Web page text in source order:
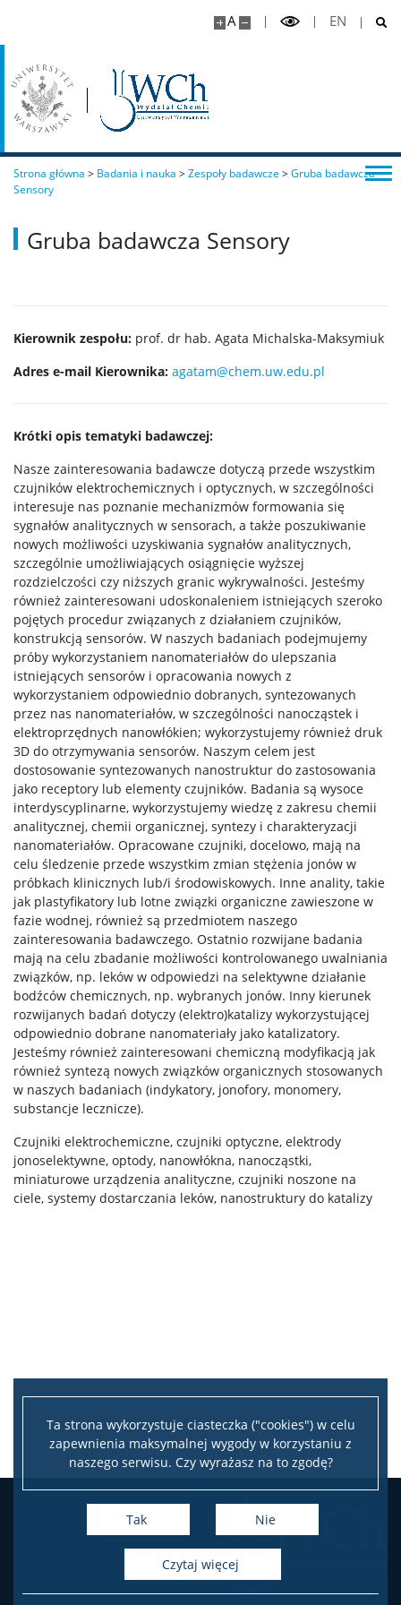
Ta strona wykorzystuje ciasteczka ("cookies") w celu
zapewnienia maksymalnej wygody w korzystaniu z
naszego serwisu. Czy wyrażasz na to zgodę?
Tak Nie
czytaj więcej
A EN
Chemia stosowana II stopnia
Master Studies in Chemistry in English (EN)
Chemia medyczna II stopnia
Radiogenomika II stopnia
Studia w ramach MISMaP
Dziekanat Studencki
potrzebami edukacyjnymi
Samorząd Studencki
Praktyki Studenckie
Program ERASMUS+
Program MOST
Koła naukowe
Oprogramowanie
STUDENT STUDENTOWI
Doktoranci
Szkoła Doktorska Nauk Ścisłych i Przyrodniczych
Archiwum
Studia doktoranckie
TRI-BIO-CHEM
RadFarm
Procedura przewodu doktorskiego
Ubezpieczenie zdrowotne
Dokumenty do pobrania
Strona główna > Badania i nauka >Zespoły badawcze >Gruba badawcza
Sensory
Gruba badawcza Sensory
Kierownik zespołu: prof. dr hab. Agata Michalska-Maksymiuk
Adres e-mail Kierownika: agatam@chem.uw.edu.pl
Krótki opis tematyki badawczej:
Nasze zainteresowania badawcze dotyczą przede wszystkim
czujników elektrochemicznych i optycznych, w szczególności
interesuje nas poznanie mechanizmów formowania się
sygnałów analitycznych w sensorach, a także poszukiwanie
nowych możliwości uzyskiwania sygnałów analitycznych,
szczególnie umożliwiających osiągnięcie wyższej
rozdzielczości czy niższych granic wykrywalności. Jesteśmy
również zainteresowani udoskonaleniem istniejących szeroko
pojętych procedur związanych z działaniem czujników,
konstrukcją sensorów. W naszych badaniach podejmujemy
próby wykorzystaniem nanomateriałów do ulepszania
istniejących sensorów i opracowania nowych z
wykorzystaniem odpowiednio dobranych, syntezowanych
przez nas nanomateriałów, w szczególności nanocząstek i
elektroprzędnych nanowłókien; wykorzystujemy również druk
3D do otrzymywania sensorów. Naszym celem jest
dostosowanie syntezowanych nanostruktur do zastosowania
jako receptory lub elementy czujników. Badania są wysoce
interdyscyplinarne, wykorzystujemy wiedzę z zakresu chemii
analitycznej, chemii organicznej, syntezy i charakteryzacji
nanomateriałów. Opracowane czujniki, docelowo, mają na
celu śledzenie przede wszystkim zmian stężenia jonów w
próbkach klinicznych lub/i środowiskowych. Inne anality, takie
jak plastyfikatory lub lotne związki organiczne zawieszone w
fazie wodnej, również są przedmiotem naszego
zainteresowania badawczego. Ostatnio rozwijane badania
mają na celu zbadanie możliwości kontrolowanego uwalniania
związków, np. leków w odpowiedzi na selektywne działanie
bodźców chemicznych, np. wybranych jonów. Inny kierunek
rozwijanych badań dotyczy (elektro)katalizy wykorzystującej
odpowiednio dobrane nanomateriały jako katalizatory.
Jesteśmy również zainteresowani chemiczną modyfikacją jak
również syntezą nowych związków organicznych stosowanych
w naszych badaniach (indykatory, jonofory, monomery,
substancje lecznicze).
Czujniki elektrochemiczne, czujniki optyczne, elektrody
jonoselektywne, optody, nanowłókna, nanocząstki,
miniaturowe urządzenia analityczne, czujniki noszone na
ciele, systemy dostarczania leków, nanostruktury do katalizy